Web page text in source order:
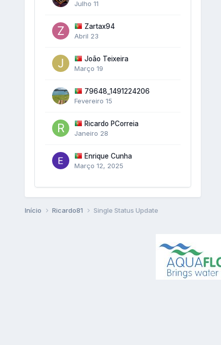
Julho 11
Zartax94
Abril 23
João Teixeira
Março 19
79648_1491224206
Fevereiro 15
Ricardo PCorreia
Janeiro 28
Enrique Cunha
Março 12, 2025
Início Ricardo81 Single Status Update